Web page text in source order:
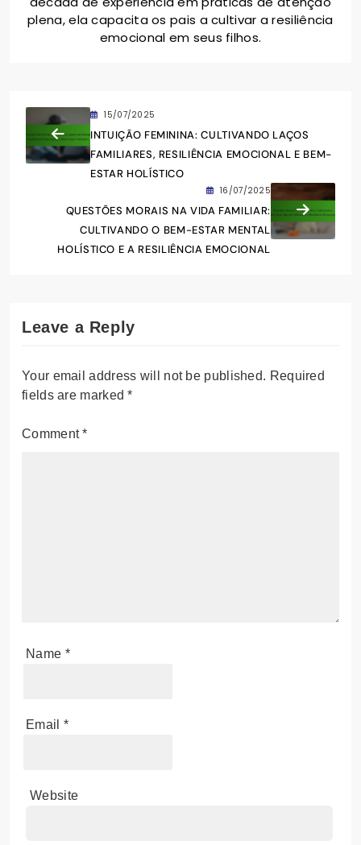
plena, ela capacita os pais a cultivar a resiliência
emocional em seus filhos.
15/07/2025
INTUIÇÃO FEMININA: CULTIVANDO LAÇOS
FAMILIARES, RESILIÊNCIA EMOCIONAL E BEM-
ESTAR HOLÍSTICO
16/07/2025
QUESTÕES MORAIS NA VIDA FAMILIAR:
CULTIVANDO O BEM-ESTAR MENTAL
HOLÍSTICO E A RESILIÊNCIA EMOCIONAL
Leave a Reply
Your email address will not be published. Required
fields are marked*
Comment*
Name *
Email *
Website